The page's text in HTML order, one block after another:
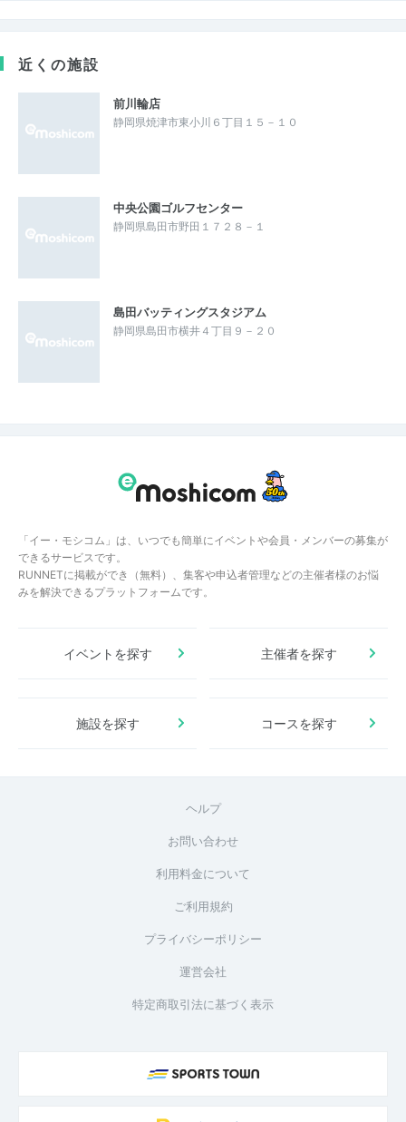
近くの施設
前川輪店
静岡県焼津市東小川６丁目１５－１０
中央公園ゴルフセンター
静岡県島田市野田１７２８－１
島田バッティングスタジアム
静岡県島田市横井４丁目９－２０
「イー・モシコム」は、いつでも簡単にイベントや会員・メンバーの募集が
できるサービスです。
RUNNETに掲載ができ（無料）、集客や申込者管理などの主催者様のお悩
みを解決できるプラットフォームです。
イベントを探す 主催者を探す
施設を探す コースを探す
ヘルプ
お問い合わせ
利用料金について
ご利用規約
プライバシーポリシー
運営会社
特定商取引法に基づく表示